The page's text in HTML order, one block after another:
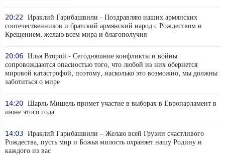
20:22
Ираклий Гарибашвили - Поздравляю наших армянских
соотечественников и братский армянский народ с Рождеством и
Крещением, желаю всем мира и благополучия
20:06 Илья Второй - Сегодняшние конфликты и войны
сопровождаются опасностью того, что любой из них обернется
мировой катастрофой, поэтому, насколько это возможно, мы должны
заботиться о мире
14:20 Шарль Мишель примет участие в выборах в Европарламент в
июне этого года
14:03 Ираклий Гарибашвили – Желаю всей Грузии счастливого
Рождества, пусть мир и Божья милость охраняет нашу Родину и
каждого из вас